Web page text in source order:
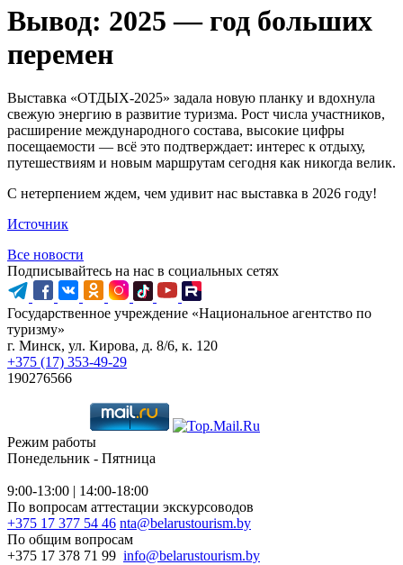
Вывод: 2025 — год больших
перемен
Выставка «ОТДЫХ-2025» задала новую планку и вдохнула
свежую энергию в развитие туризма. Рост числа участников,
расширение международного состава, высокие цифры
посещаемости — всё это подтверждает: интерес к отдыху,
путешествиям и новым маршрутам сегодня как никогда велик.
С нетерпением ждем, чем удивит нас выставка в 2026 году!
Источник
Все новости
Подписывайтесь на нас в социальных сетях
Государственное учреждение «Национальное агентство по
туризму»
г. Минск, ул. Кирова, д. 8/6, к. 120
+375 (17) 353-49-29
190276566
Режим работы
Понедельник - Пятница
9:00-13:00 | 14:00-18:00
По вопросам аттестации экскурсоводов
+375 17 377 54 46 nta@belarustourism.by
По общим вопросам
+375 17 378 71 99 info@belarustourism.by